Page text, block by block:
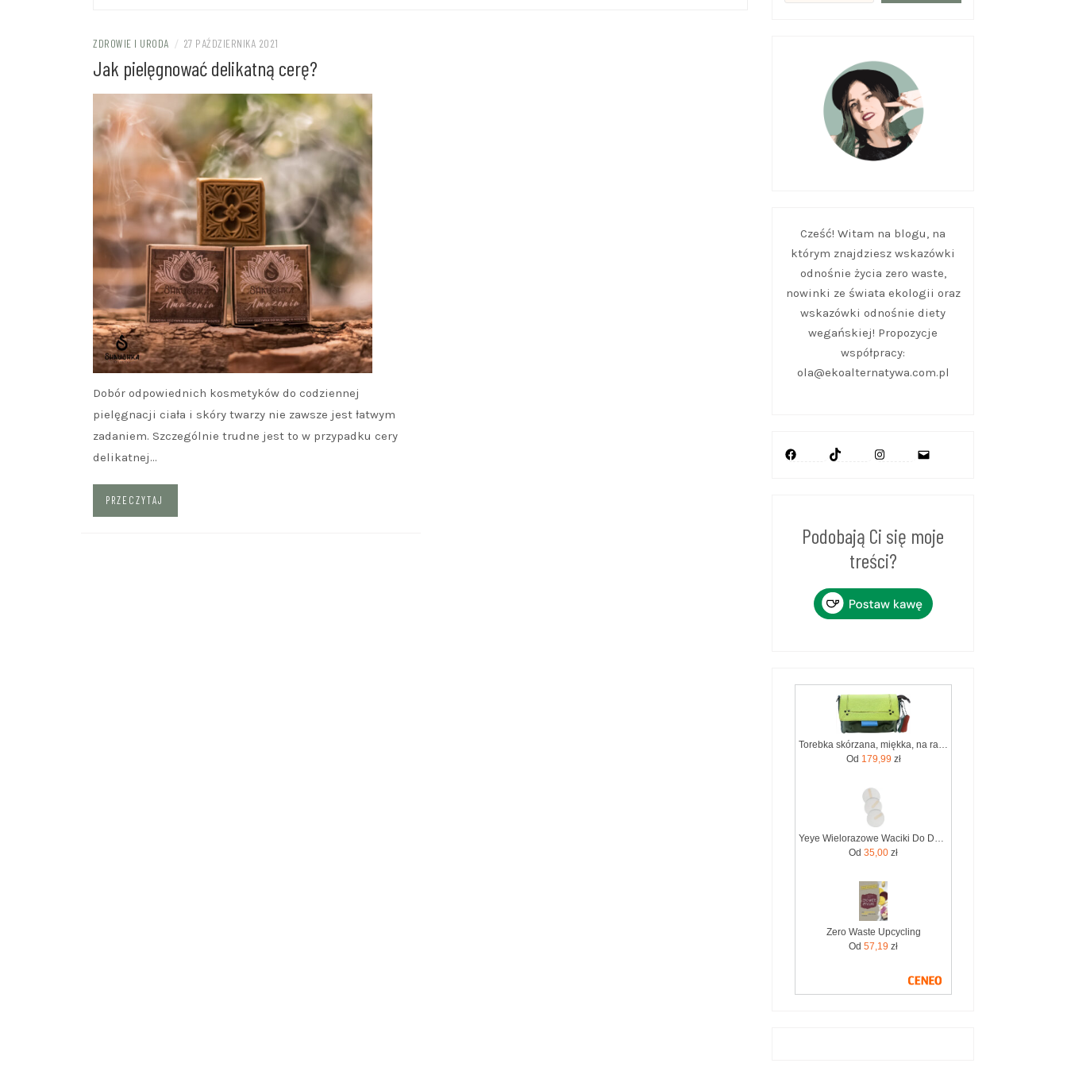
ZDROWIE I URODA / 27 PAŹDZIERNIKA 2021
Jak pielęgnować delikatną cerę?
Dobór odpowiednich kosmetyków do codziennej
pielęgnacji ciała i skóry twarzy nie zawsze jest łatwym
zadaniem. Szczególnie trudne jest to w przypadku cery
delikatnej…
PRZECZYTAJ
Cześć! Witam na blogu, na
którym znajdziesz wskazówki
odnośnie życia zero waste,
nowinki ze świata ekologii oraz
wskazówki odnośnie diety
wegańskiej! Propozycje
współpracy:
ola@ekoalternatywa.com.pl
Facebook
TikTok
Instagram
Mail
Podobają Ci się moje
treści?
Torebka skórzana, miękka, na ramię długi pasek oryginalna zero waste OLIVKA
Od 179,99 zł
Yeye Wielorazowe Waciki Do Demakijażu Włókno Konopne 7 Szt. Zero Waste
Od 35,00 zł
Zero Waste Upcycling
Od 57,19 zł